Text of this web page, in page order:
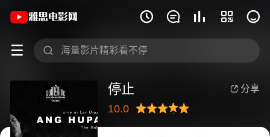
    
 
《停止》(2019)菲律宾菲律宾语 / 英语
 分享
停止
10.0
很差较差还行推荐
力荐